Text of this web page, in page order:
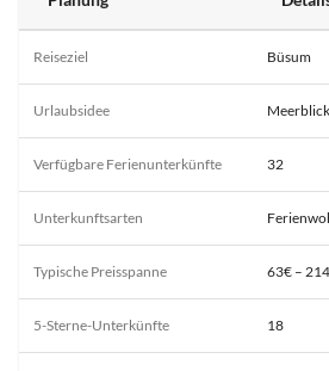
Reiseziel Büsum
Urlaubsidee Meerblick
Verfügbare Ferienunterkünfte 32
Unterkunftsarten
Typische Preisspanne 63€ –
5-Sterne-Unterkünfte 18